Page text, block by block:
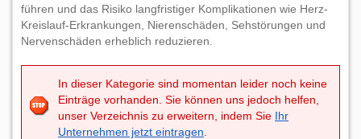
führen und das Risiko langfristiger Komplikationen wie Herz-
Kreislauf-Erkrankungen, Nierenschäden, Sehstörungen und
Nervenschäden erheblich reduzieren.
In dieser Kategorie sind momentan leider noch keine
Einträge vorhanden. Sie können uns jedoch helfen,
unser Verzeichnis zu erweitern, indem Sie Ihr
Unternehmen jetzt eintragen